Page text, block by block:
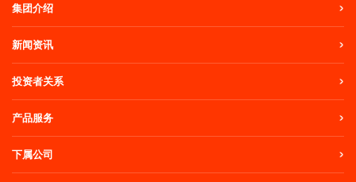
集团介绍
新闻资讯
投资者关系
产品服务
下属公司